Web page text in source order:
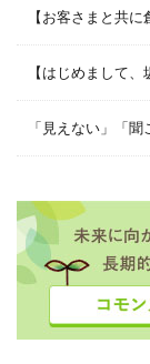
【お客さまと共に
【はじめまして、
「見えない」「